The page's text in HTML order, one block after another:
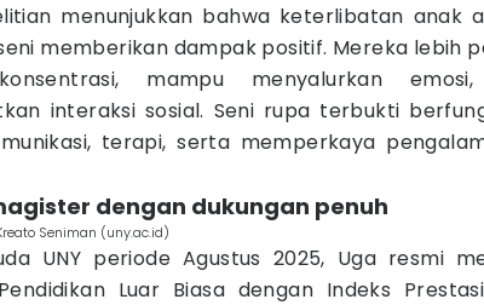
menunjukkan bahwa keterlibatan anak
memberikan dampak positif. Mereka lebih
mampu menyalurkan emosi,
interaksi sosial. Seni rupa terbukti
terapi, serta memperkaya
dengan dukungan penuh
Seniman (uny.ac.id)
UNY periode Agustus 2025, Uga resmi
Luar Biasa dengan Indeks